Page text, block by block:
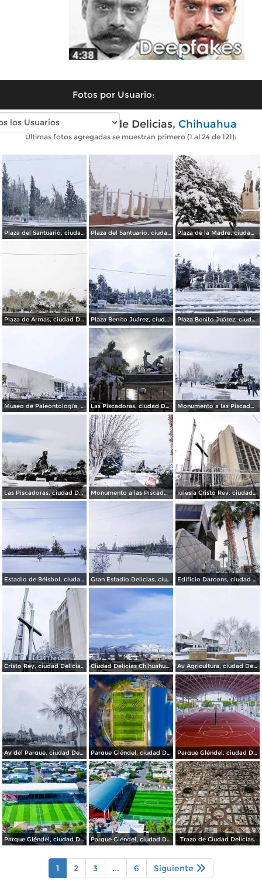
Fotos por Usuario:
Fotos modernas de Delicias, Chihuahua
Últimas fotos agregadas se muestran primero (1 al 24 de 121):
Plaza del Santuario, ciudad Delicias Chihuahua. Plaza del Santuario, ciudad Delicias. Plaza de la Madre, ciudad Delicias.
Plaza de Armas, ciudad Delicias. Plaza Benito Juárez, ciudad Delicias Chihuahua. Plaza Benito Juárez, ciudad Delicias.
Museo de Paleontología, ciudad Delicias. Las Piscadoras, ciudad Delicias Chihuahua. Monumento a las Piscadoras, ciudad Delicias Chihuahua.
Las Piscadoras, ciudad Delicias. Monumento a las Piscadoras, ciudad Delicias. Iglesia Cristo Rey, ciudad Delicias.
Estadio de Béisbol, ciudad Delicias. Gran Estadio Delicias, ciudad Delicias. Edificio Darcons, ciudad Delicias.
Cristo Rey, ciudad Delicias. Ciudad Delicias Chihuahua en Invierno. Av Agricultura, ciudad Delicias.
Av del Parque, ciudad Delicias. Parque Gléndel, ciudad Delicias. Parque Gléndel, ciudad Delicias Chihuahua.
Parque Gléndel, ciudad Delicias Chihuahua. Parque Gléndel, ciudad Delicias. Trazo de Ciudad Delicias.
1 2 3 ... 6 Siguiente